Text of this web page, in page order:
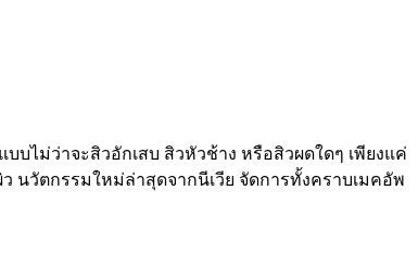
ไม่ว่าจะสิวอักเสบ สิวหัวช้าง หรือสิวผดใดๆ เพียงแค่
นวัตกรรมใหม่ล่าสุดจากนีเวีย จัดการทั้งคราบเมคอัพ